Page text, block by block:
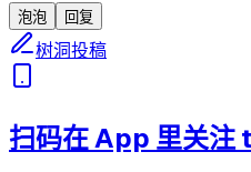
泡泡 回复
树洞投稿
扫码在 App 里关注